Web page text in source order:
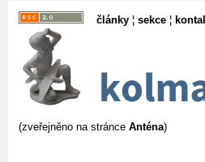
články ¦ sekce ¦
(zveřejněno na stránce Anténa)